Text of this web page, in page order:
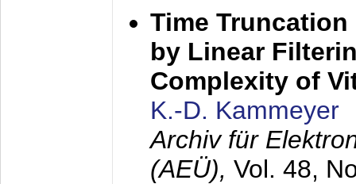
Time
by Linear
Complexity of
K.-D. Kammeyer
Archiv für
(AEÜ), Vol. 48,